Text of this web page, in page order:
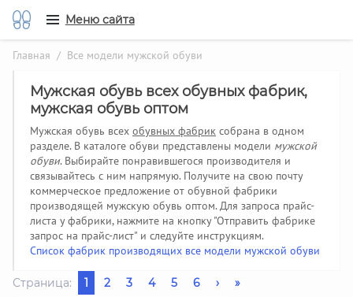
Меню сайта
Главная / Все модели мужской обуви
Мужская обувь всех обувных фабрик,
мужская обувь оптом
Мужская обувь всех обувных фабрик собрана в одном
разделе. В каталоге обуви представлены модели мужской
обуви. Выбирайте понравившегося производителя и
связывайтесь с ним напрямую. Получите на свою почту
коммерческое предложение от обувной фабрики
производящей мужскую обувь оптом. Для запроса прайс-
листа у фабрики, нажмите на кнопку "Отправить фабрике
запрос на прайс-лист" и следуйте инструкциям.
Список фабрик производящих все модели мужской обуви
Страница: 1 2 3 4 5 6 › »